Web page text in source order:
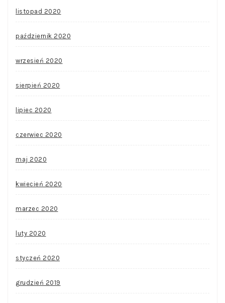
listopad 2020
październik 2020
wrzesień 2020
sierpień 2020
lipiec 2020
czerwiec 2020
maj 2020
kwiecień 2020
marzec 2020
luty 2020
styczeń 2020
grudzień 2019